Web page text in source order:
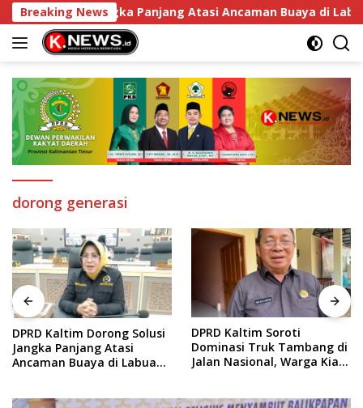
Langsung
ke
konten
Breaking News
Solusi Jangka Panjang Atasi Ancaman Buaya di Labuan
dorong generasi
DPRD Kaltim Soroti
Dominasi Truk Tambang di
Jalan Nasional, Warga Kian
Salehuddin Ajak Warga
Kaltim Lebih Kritis Hadapi
Arus Informasi Digital